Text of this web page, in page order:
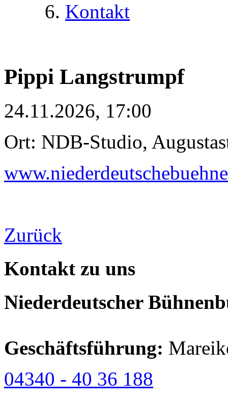
Kontakt
Pippi Langstrumpf
24.11.2026, 17:00
Ort: NDB-Studio,
Zurück
Kontakt zu uns
Niederdeutscher
Geschäftsführung:
04340 - 40 36 188